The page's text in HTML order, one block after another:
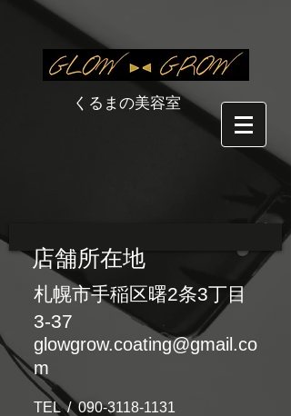
​くるまの美容室
店舗所在地
札幌市手稲区曙2条3丁目
3-37
glowgrow.coating@gmail.co
m
TEL /090-3118-1131